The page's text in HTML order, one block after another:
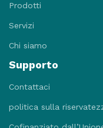
Prodotti
Servizi
Chi siamo
Supporto
Contattaci
politica sulla